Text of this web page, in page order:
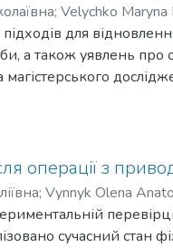
застосуванні.
; Velychko Maryna
для
а також уявлень
порушення
адекватні
її компонентів
порушенням
програми
операції з
; Vynnyk Olena
перевірці
сучасний стан